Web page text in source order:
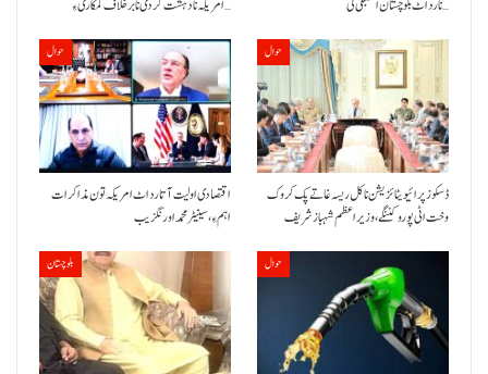
امریکہ نا دہشت گردی نا برخلاف کمکاری ءِ…
نا رد اٹ بلوچستان اسمبلی ٹی…
حوال
اقتصادی اولیت آتا رد اٹ امریکہ تون مذاکرات
اہم ءِ،سینیٹر محمد اورنگزیب
حوال
ڈسکوز پرائیویٹائزیشن نا کل ریسہ غاتے پک کروک
وخت اٹی پورو کننگے ،وزیراعظم شہباز شریف
بلوچستان حوال